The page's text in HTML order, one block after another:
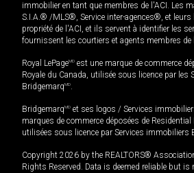
immobilier en tant que membres de l'ACI. Les
S.I.A.® /MLS®, Service inter-agences®, et
propriété de l'ACI, et ils servent à identifier les
fournissent les courtiers et agents membres de
Royal LePageMD est une marque de commerce
Royale du Canada, utilisée sous licence par les
BridgemarqMD.
BridgemarqMD et ses logos / Services
marques de commerce déposées de
utilisées sous licence par Services immobiliers
Copyright 2026 by the REALTORS®
Rights Reserved. Data is deemed reliable but is